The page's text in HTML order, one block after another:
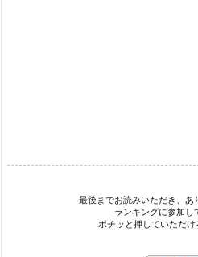
最後までお読みいただき、あ
ランキングに参加し
ポチッと押していただ